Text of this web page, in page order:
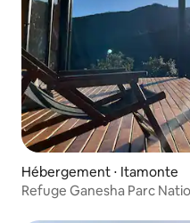
Hébergement ⋅ Itamonte
Refuge Ganesha Parc